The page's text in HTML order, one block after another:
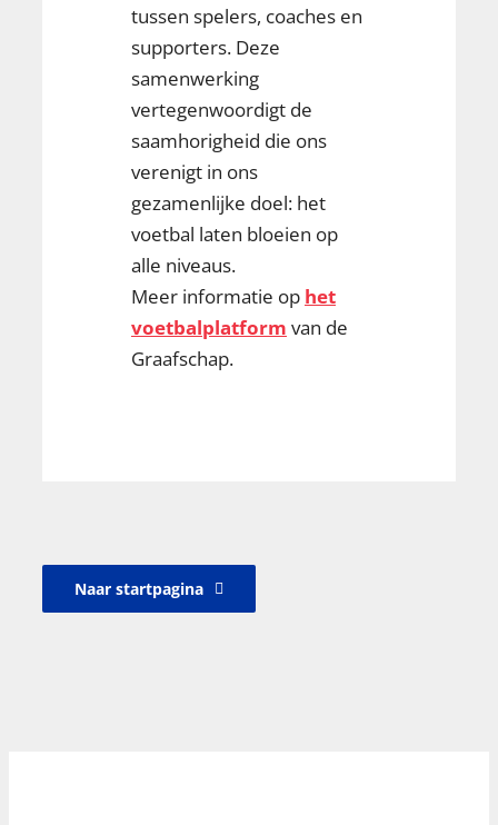
tussen spelers, coaches en
supporters. Deze
samenwerking
vertegenwoordigt de
saamhorigheid die ons
verenigt in ons
gezamenlijke doel: het
voetbal laten bloeien op
alle niveaus.
Meer informatie op het
voetbalplatform van de
Graafschap.
Naar startpagina